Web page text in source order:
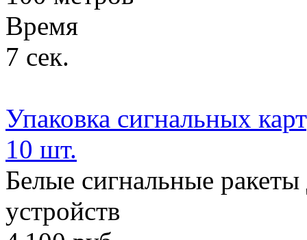
Время
7 сек.
Упаковка сигнальных
10 шт.
Белые сигнальные
устройств